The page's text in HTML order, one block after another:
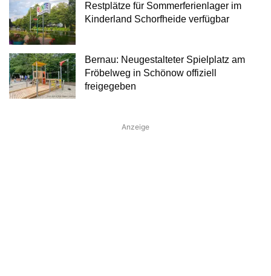
Restplätze für Sommerferienlager im
Kinderland Schorfheide verfügbar
Bernau: Neugestalteter Spielplatz am
Fröbelweg in Schönow offiziell
freigegeben
Anzeige